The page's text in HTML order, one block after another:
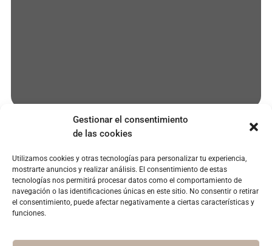
Gestionar el consentimiento
de las cookies
Utilizamos cookies y otras tecnologías para personalizar tu experiencia,
mostrarte anuncios y realizar análisis. El consentimiento de estas
tecnologías nos permitirá procesar datos como el comportamiento de
navegación o las identificaciones únicas en este sitio. No consentir o retirar
el consentimiento, puede afectar negativamente a ciertas características y
funciones.
paciente@clinicaoroa.com
915 77
67 47
EMPRESA
Quienes
somos
SERVICIOS
Microcarillas
dentales
POLÍTICAS
Aviso legal
Política de